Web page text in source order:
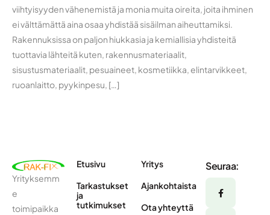
viihtyisyyden vähenemistä ja monia muita oireita, joita ihminen
ei välttämättä aina osaa yhdistää sisäilman aiheuttamiksi.
Rakennuksissa on paljon hiukkasia ja kemiallisia yhdisteitä
tuottavia lähteitä kuten, rakennusmateriaalit,
sisustusmateriaalit, pesuaineet, kosmetiikka, elintarvikkeet,
ruoanlaitto, pyykinpesu, […]
Yrityksemm
e
toimipaikka
Etusivu
Tarkastukset
ja
tutkimukset
Yritys
Ajankohtaista
Ota yhteyttä
Seuraa: